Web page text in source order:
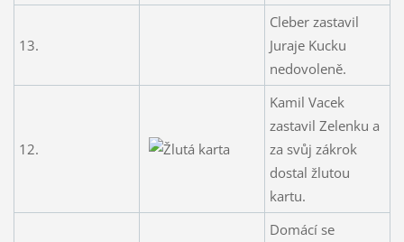
13.
Cleber zastavil
Juraje Kucku
nedovoleně.
12.
Kamil Vacek
zastavil Zelenku a
za svůj zákrok
dostal žlutou
kartu.
Domácí se